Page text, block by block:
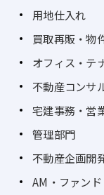
用地仕入れ
買取再販・物
オフィス・テ
不動産コンサ
宅建事務・営
管理部門
不動産企画開
AM・ファン